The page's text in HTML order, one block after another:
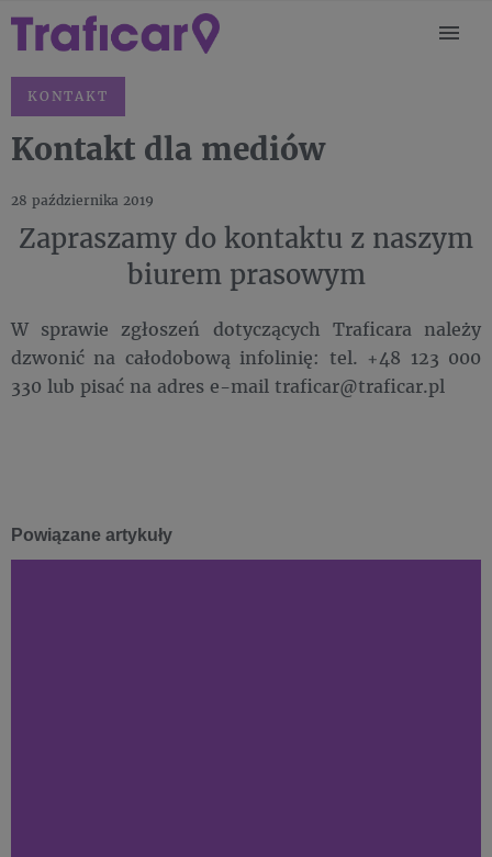
KONTAKT
Kontakt dla mediów
28 października 2019
Zapraszamy do kontaktu z naszym
biurem prasowym
W sprawie zgłoszeń dotyczących Traficara należy
dzwonić na całodobową infolinię: tel. +48 123 000
330 lub pisać na adres e-mail traficar@traficar.pl
Powiązane artykuły